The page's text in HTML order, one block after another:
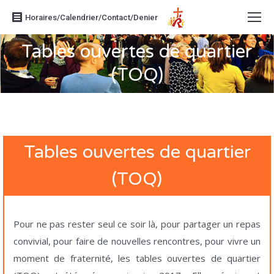
Horaires/Calendrier/Contact/Denier
Tables ouvertes de quartier
(TOQ)
Vous êtes ici :
Tables ouvertes de quartier
(TOQ)
Pour ne pas rester seul ce soir là, pour partager un repas
convivial, pour faire de nouvelles rencontres, pour vivre un
moment de fraternité, les tables ouvertes de quartier